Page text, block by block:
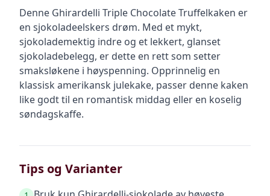
Denne Ghirardelli Triple Chocolate Truffelkaken er
en sjokoladeelskers drøm. Med et mykt,
sjokolademektig indre og et lekkert, glanset
sjokoladebelegg, er dette en rett som setter
smaksløkene i høyspenning. Opprinnelig en
klassisk amerikansk julekake, passer denne kaken
like godt til en romantisk middag eller en koselig
søndagskaffe.
Tips og Varianter